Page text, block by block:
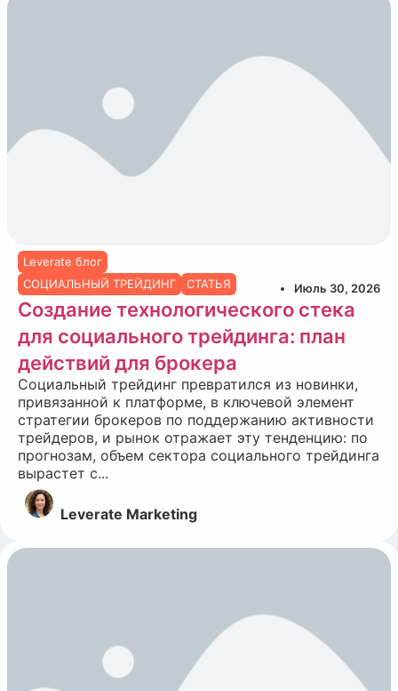
Leverate блог
СОЦИАЛЬНЫЙ ТРЕЙДИНГ
СТАТЬЯ Июль 30, 2026
Создание технологического стека
для социального трейдинга: план
действий для брокера
Социальный трейдинг превратился из новинки,
привязанной к платформе, в ключевой элемент
стратегии брокеров по поддержанию активности
трейдеров, и рынок отражает эту тенденцию: по
прогнозам, объем сектора социального трейдинга
вырастет с...
Leverate Marketing